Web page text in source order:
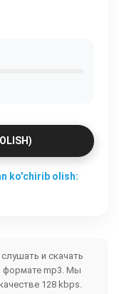
ko'chirib olish:
и скачать
формате mp3. Мы
128 kbps.